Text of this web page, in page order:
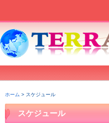
ホーム > スケジュール
スケジュール